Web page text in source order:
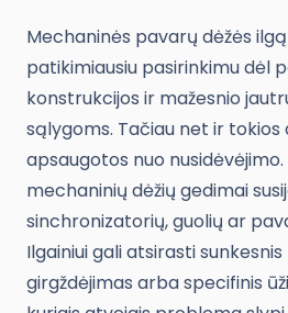
Mechaninės pavarų dėžės
patikimiausiu pasirinkimu dėl
konstrukcijos ir mažesnio
sąlygoms. Tačiau net ir tokios
apsaugotos nuo nusidėvėjimo.
mechaninių dėžių gedimai
sinchronizatorių, guolių ar
Ilgainiui gali atsirasti
girgždėjimas arba specifinis